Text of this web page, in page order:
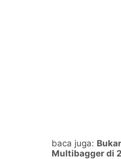
baca juga:
Multibagger di